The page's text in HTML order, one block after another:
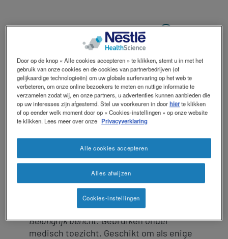
revamp
Donkere modus
ISOSOURCE®
PROTEIN
Isosource Protein is een volledige
voeding, energierijk (1,3 kcal/ml), eiwitrijk
Enterale dieetvoeding bij ondervoeding
of risico op ondervoeding voor patiënten
met een verhoogde eiwitbehoefte.
Voeding voor medisch gebruik.
Belangrijk bericht: Gebruiken onder
medisch toezicht. Geschikt om als enige
Door op de knop « Alle cookies accepteren » te klikken, stemt u in met het
gebruik van onze cookies en de cookies van partnerbedrijven (of
gelijkaardige technologieën) om uw globale surfervaring op het web te
verbeteren, om onze online bezoekers te meten en nuttige informatie te
verzamelen zodat wij, en onze partners, u advertenties kunnen aanbieden die
op uw interesses zijn afgestemd. Stel uw voorkeuren in doorhierte klikken
of op eender welk moment door op « Cookies-instellingen » op onze website
te klikken. Lees meer over onze Privacyverklaring
Alles afwijzen
Alle cookies accepteren
Cookies-instellingen